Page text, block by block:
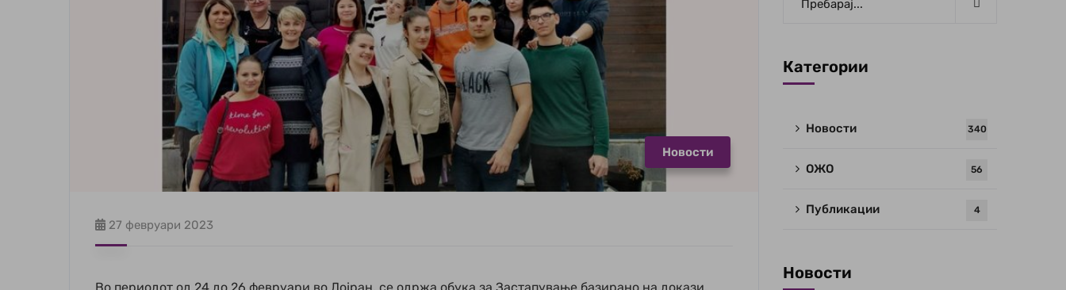
Новости
27 февруари 2023
Во периодот од 24 до 26 февруари во Дојран, се одржа обука за Застапување базирано на докази.
Категории
Новости 340
ОЖО 56
Публикации 4
Новости